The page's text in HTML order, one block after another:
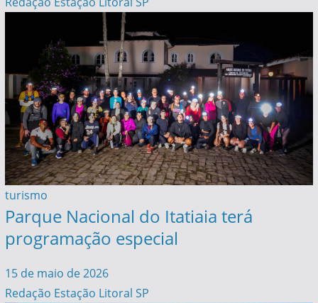
turismo
Parque Nacional do Itatiaia terá
programação especial
15 de maio de 2026
Redação Estação Litoral SP